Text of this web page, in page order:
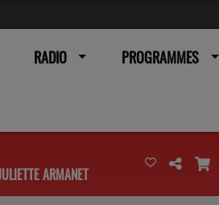
RADIO PROGRAMMES
ARMANET